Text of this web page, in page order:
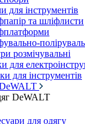
для інструментів
та шліфлисти
розмічувальні
для
для інструментів
DeWALT
для одягу